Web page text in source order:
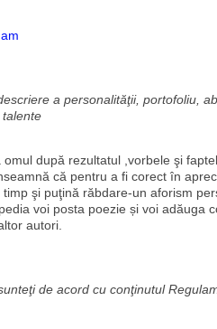
a personalităţii, portofoliu,
talente
omul după rezultatul ,vorbele şi
că pentru a fi corect în
timp şi puţină răbdare-un aforism
voi posta poezie și voi adăuga
autori.
de acord cu conţinutul